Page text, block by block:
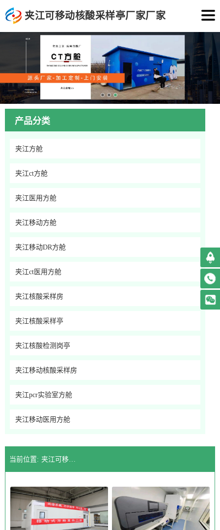
夹江可移动核酸采样亭厂家厂家
产品分类
夹江方舱
夹江ct方舱
夹江医用方舱
夹江移动方舱
夹江移动DR方舱
夹江ct医用方舱
夹江核酸采样房
夹江核酸采样亭
夹江核酸检测岗亭
夹江移动核酸采样房
夹江pcr实验室方舱
夹江移动医用方舱
当前位置: 夹江可移动核酸采样亭厂家厂家